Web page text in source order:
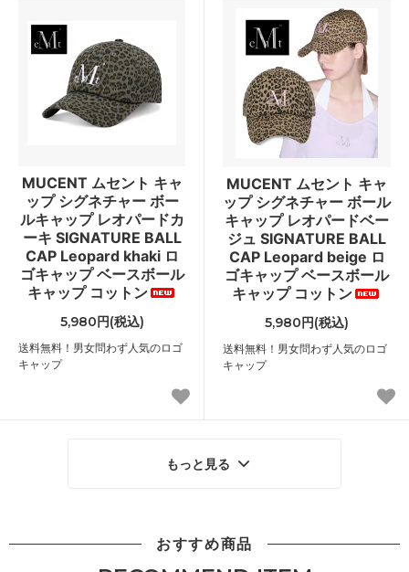
MUCENT ムセント キャ
ップ シグネチャー ボー
ルキャップ レオパードカ
ーキ SIGNATURE BALL
CAP Leopard khaki ロ
ゴキャップ ベースボール
キャップ コットン
5,980円(税込)
送料無料！男女問わず人気のロゴ
キャップ
MUCENT ムセント キャ
ップ シグネチャー ボール
キャップ レオパードベー
ジュ SIGNATURE BALL
CAP Leopard beige ロ
ゴキャップ ベースボール
キャップ コットン
5,980円(税込)
送料無料！男女問わず人気のロゴ
キャップ
もっと見る
おすすめ商品